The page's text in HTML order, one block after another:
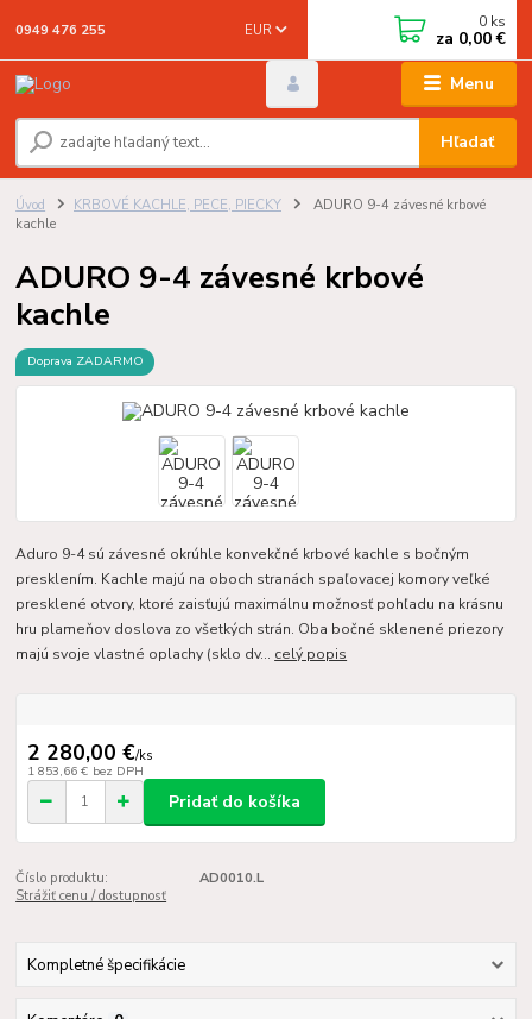
Menu
EUR
Hľadať
0949 476 255 0 ks
za 0,00 €
Úvod KRBOVÉ KACHLE, PECE, PIECKY
ADURO 9-4 závesné krbové
kachle
ADURO 9-4 závesné krbové
kachle
Doprava ZADARMO
Aduro 9-4 sú závesné okrúhle konvekčné krbové kachle s bočným
presklením. Kachle majú na oboch stranách spaľovacej komory veľké
presklené otvory, ktoré zaisťujú maximálnu možnosť pohľadu na krásnu
hru plameňov doslova zo všetkých strán. Oba bočné sklenené priezory
majú svoje vlastné oplachy (sklo dv... celý popis
2 280,00 €/ks
1 853,66 € bez DPH
Pridať do košíka
Číslo produktu:
AD0010.L
Strážiť cenu / dostupnosť
Kompletné špecifikácie